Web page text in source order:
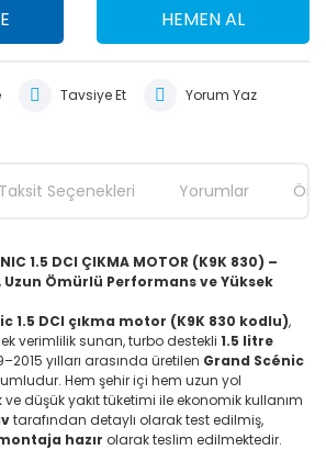
HEMEN AL
Tavsiye Et Yorum Yaz
Taksit Seçenekleri Yorumlar
1.5 DCI ÇIKMA MOTOR (K9K 830) –
Uzun Ömürlü Performans ve Yüksek
1.5 DCI çıkma motor (K9K 830 kodlu),
verimlilik sunan, turbo destekli 1.5 litre
yılları arasında üretilen Grand Scénic
Hem şehir içi hem uzun yol
düşük yakıt tüketimi ile ekonomik kullanım
tarafından detaylı olarak test edilmiş,
hazır olarak teslim edilmektedir.